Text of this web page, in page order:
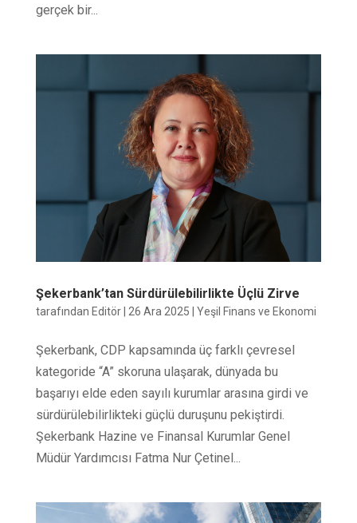
gerçek bir...
Şekerbank’tan Sürdürülebilirlikte Üçlü Zirve
tarafından Editör| 26 Ara 2025 Yeşil Finans ve Ekonomi
Şekerbank, CDP kapsamında üç farklı çevresel
kategoride “A” skoruna ulaşarak, dünyada bu
başarıyı elde eden sayılı kurumlar arasına girdi ve
sürdürülebilirlikteki güçlü duruşunu pekiştirdi.
Şekerbank Hazine ve Finansal Kurumlar Genel
Müdür Yardımcısı Fatma Nur Çetinel...